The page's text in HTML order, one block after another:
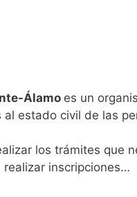
Álamo es un
estado civil de las
los trámites que
inscripciones…